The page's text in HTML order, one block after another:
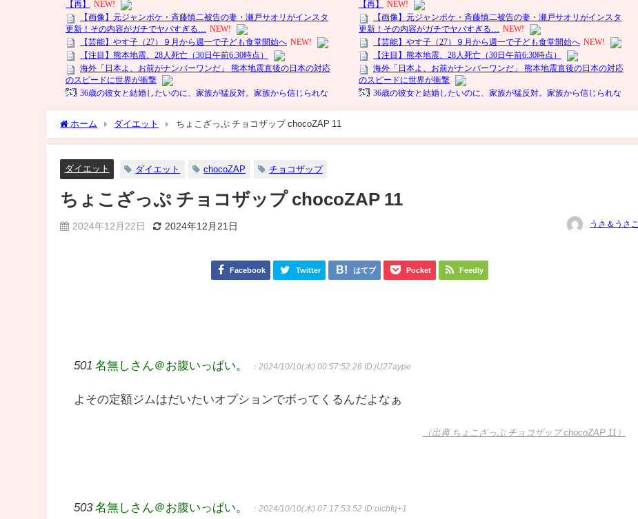
ホーム ダイエット ちょこざっぷ チョコザップ chocoZAP 11
ダイエット ダイエット chocoZAP チョコザップ
ちょこざっぷ チョコザップ chocoZAP 11
2024年12月22日 2024年12月21日 うさ＆うさこ
Facebook Twitter はてブ Pocket Feedly
501 名無しさん＠お腹いっぱい。 ：2024/10/10(木) 00:57:52.26ID:jU27aype
よその定額ジムはだいたいオプションでボってくるんだよなぁ
（出典 ちょこざっぷ チョコザップ chocoZAP 11）
503 名無しさん＠お腹いっぱい。 ：2024/10/10(木) 07:17:53.52ID:oicbfq+1